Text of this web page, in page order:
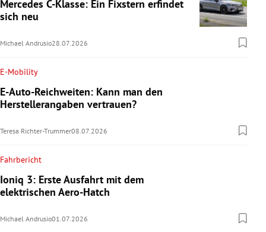
Mercedes C-Klasse: Ein Fixstern erfindet
sich neu
Michael Andrusio28.07.2026
E-Mobility
E-Auto-Reichweiten: Kann man den
Herstellerangaben vertrauen?
Teresa Richter-Trummer08.07.2026
Fahrbericht
Ioniq 3: Erste Ausfahrt mit dem
elektrischen Aero-Hatch
Michael Andrusio01.07.2026